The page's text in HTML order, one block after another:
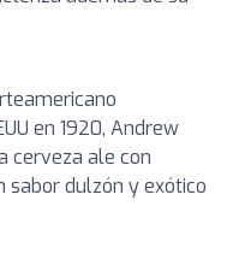
en 1920, Andrew
cerveza ale con
sabor dulzón y exótico